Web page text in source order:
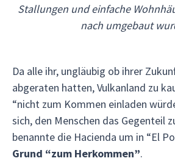
Stallungen und einfache
nach umgebaut
Da alle ihr, ungläubig ob ihrer
abgeraten hatten, Vulkanland zu
“nicht zum Kommen einladen
sich, den Menschen das Gegenteil
benannte die Hacienda um in “El
Grund “zum Herkommen”.